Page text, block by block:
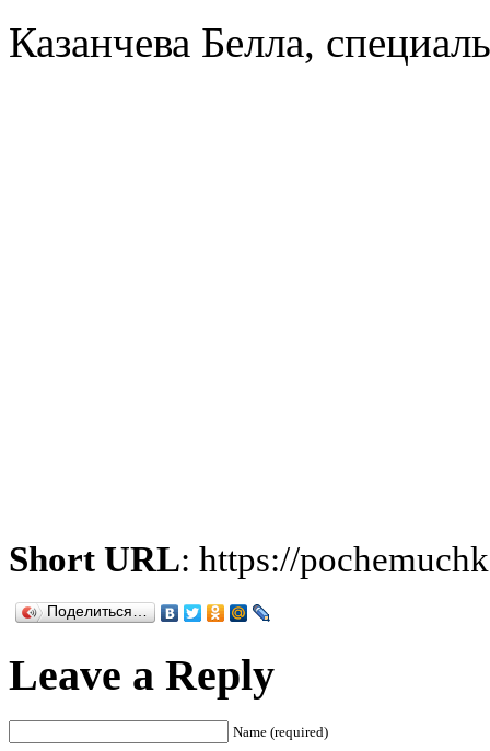
Казанчева Белла,
Short URL: https://
Поделиться…
Leave a Reply
Name (required)